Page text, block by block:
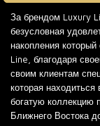
За брендом Luxury
безусловная
накопления
Line, благодаря
своим клиентам
которая
богатую коллекцию
Ближнего Востока